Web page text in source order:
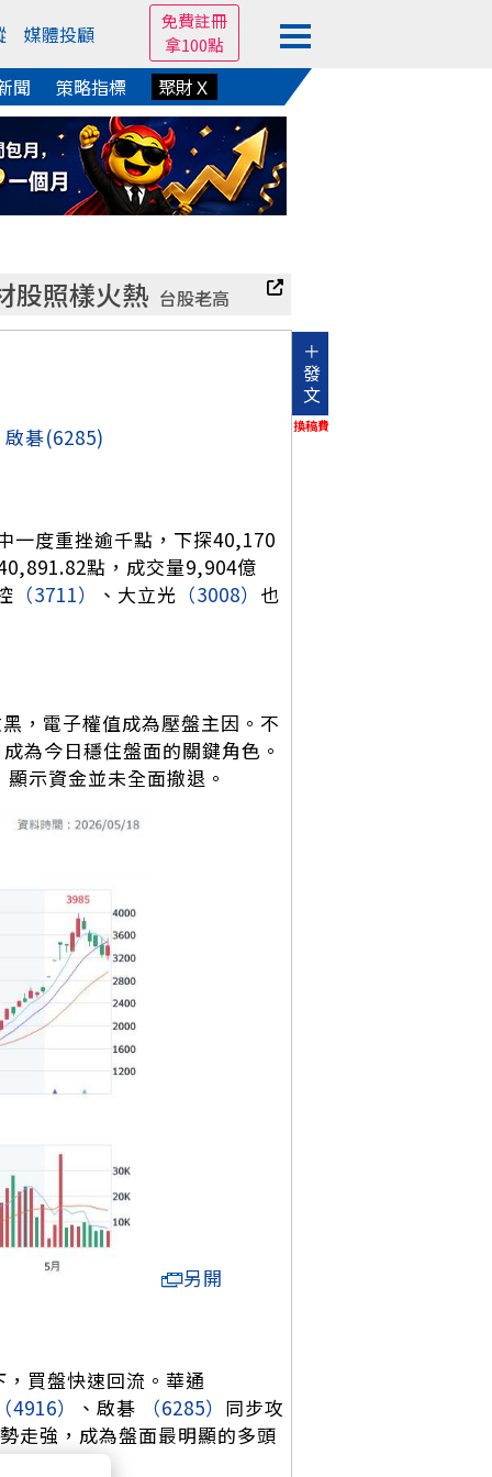
媒體投顧
免費註冊
拿100點
聞 策略指標 聚財Ｘ
股照樣火熱 台股老高
＋
發
文
換稿費
啟碁(6285)
一度重挫逾千點，下探40,170
點，成交量9,904億
（3711） 、大立光 （3008） 也
，電子權值成為壓盤主因。不
為今日穩住盤面的關鍵角色。
示資金並未全面撤退。
另開
買盤快速回流。華通
4916）
、啟碁 （6285） 同步攻
走強，成為盤面最明顯的多頭